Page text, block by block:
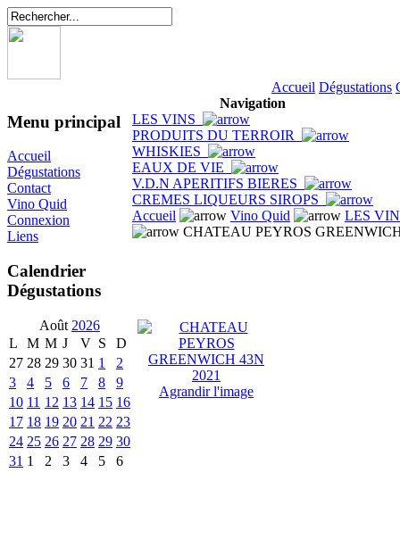
Accueil Dégustations
Menu principal
Accueil
Dégustations
Contact
Vino Quid
Connexion
Liens
Calendrier
Dégustations
Août 2026
L
M M J V S
D
27 28 29 30 31 1
2
3
4 5 6 7 8
9
10 11 12 13 14 15 16
17 18 19 20 21 22 23
24 25 26 27 28 29 30
31 1 2 3 4 5 6
Navigation
LES VINS
PRODUITS DU TERROIR
WHISKIES
EAUX DE VIE
V.D.N APERITIFS BIERES
CREMES LIQUEURS SIROPS
Accueil
Vino Quid
LES
CHATEAU PEYROS
Agrandir l'image